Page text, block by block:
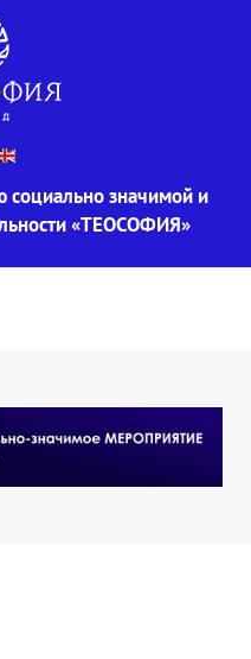
социально значимой и
«ТЕОСОФИЯ»